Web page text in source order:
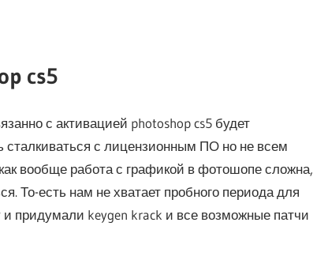
cs5
с активацией photoshop cs5 будет
сталкиваться с лицензионным ПО но не всем
вообще работа с графикой в фотошопе сложна,
То-есть нам не хватает пробного периода для
придумали keygen krack и все возможные патчи